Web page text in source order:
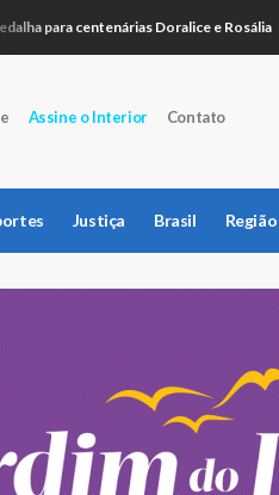
para centenárias Doralice e Rosália
Assine o Interior Contato
Justiça Brasil Região